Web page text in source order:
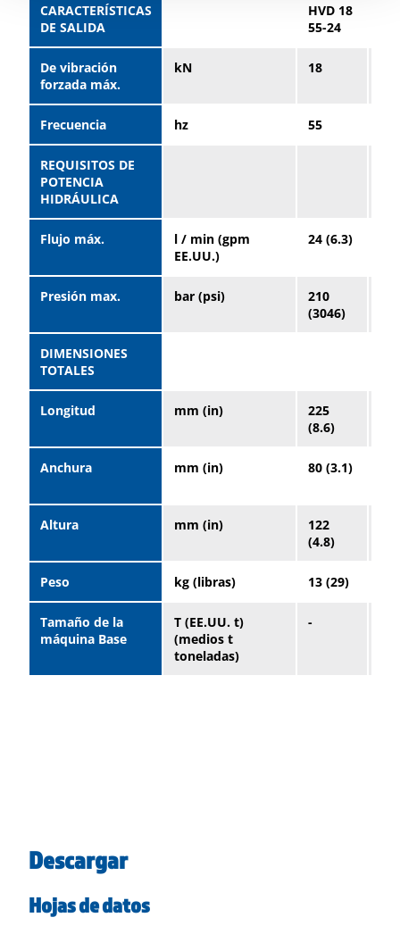
CARACTERÍSTICAS
DE SALIDA
HVD 18
55-24
De vibración
forzada máx.
kN 18
Frecuencia hz 55
REQUISITOS DE
POTENCIA
HIDRÁULICA
Flujo máx.
l / min (gpm
EE.UU.)
24 (6.3)
Presión max. bar (psi)
210
(3046)
DIMENSIONES
TOTALES
Longitud mm (in)
225
(8.6)
Anchura mm (in) 80 (3.1)
Altura mm (in)
122
(4.8)
Peso kg (libras) 13 (29)
Tamaño de la
máquina Base
T (EE.UU. t)
(medios t
toneladas)
-
Descargar
Hojas de datos